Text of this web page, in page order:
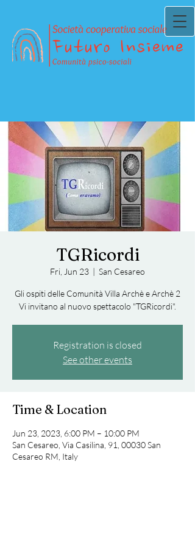
TGRicordi
Fri, Jun 23
  |
San Cesareo
Gli ospiti delle Comunità Villa Archè e Archè 2
Vi invitano al nuovo spettacolo "TGRicordi".
Registration is closed
See other events
Time & Location
Jun 23, 2023, 6:00 PM – 10:00 PM
San Cesareo, Via Casilina, 91, 00030 San
Cesareo RM, Italy